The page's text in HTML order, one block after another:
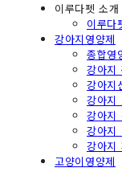
이루다펫 소개
이루다
강아지영양제
종합영
강아지
강아지
강아지
강아지
강아지
강아지
고양이영양제